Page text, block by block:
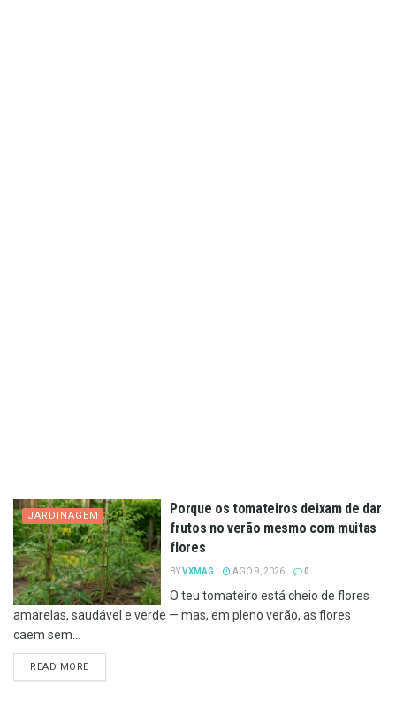
JARDINAGEM
Porque os tomateiros deixam de dar
frutos no verão mesmo com muitas
flores
BYVXMAG AGO 9, 2026 0
O teu tomateiro está cheio de flores
amarelas, saudável e verde — mas, em pleno verão, as flores
caem sem...
READ MOREDETAILS